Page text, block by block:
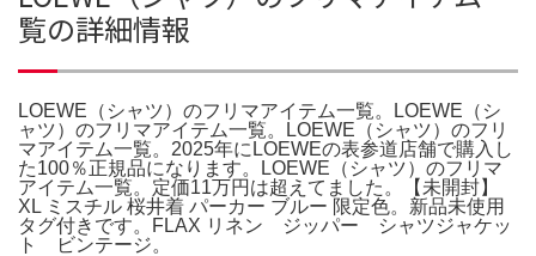
覧の詳細情報
LOEWE（シャツ）のフリマアイテム一覧。LOEWE（シ
ャツ）のフリマアイテム一覧。LOEWE（シャツ）のフリ
マアイテム一覧。2025年にLOEWEの表参道店舗で購入し
た100％正規品になります。LOEWE（シャツ）のフリマ
アイテム一覧。定価11万円は超えてました。【未開封】
XL ミスチル 桜井着 パーカー ブルー 限定色。新品未使用
タグ付きです。FLAX リネン ジッパー シャツジャケッ
ト ビンテージ。